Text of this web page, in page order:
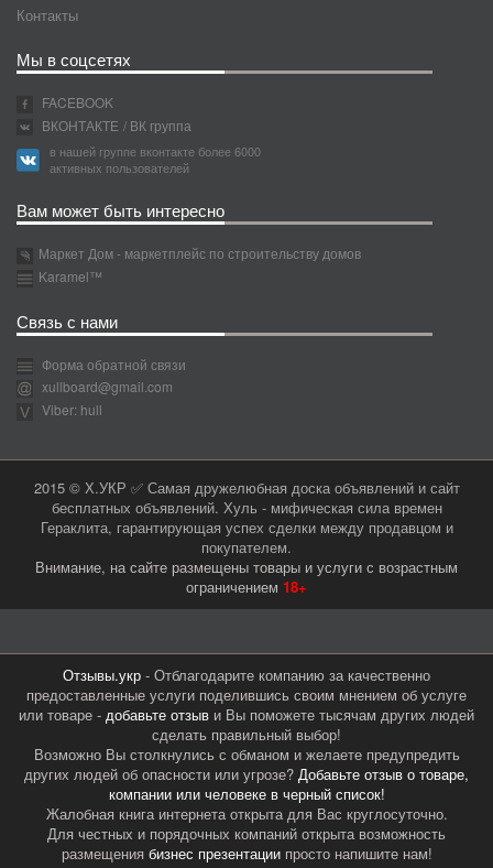
Контакты
Мы в соцсетях
FACEBOOK
ВКОНТАКТЕ / ВК группа
в нашей группе вконтакте более 6000
активных пользователей
Вам может быть интересно
Маркет Дом - маркетплейс по строительству домов
Karamel™
Связь с нами
Форма обратной связи
xullboard@gmail.com
Viber: hull
2015 © Х.УКР ✅ Самая дружелюбная доска объявлений и сайт
бесплатных объявлений. Хуль - мифическая сила времен
Гераклита, гарантирующая успех сделки между продавцом и
покупателем.
Внимание, на сайте размещены товары и услуги с возрастным
ограничением 18+
Отзывы.укр - Отблагодарите компанию за качественно
предоставленные услуги поделившись своим мнением об услуге
или товаре - добавьте отзыв и Вы поможете тысячам других людей
сделать правильный выбор!
Возможно Вы столкнулись с обманом и желаете предупредить
других людей об опасности или угрозе? Добавьте отзыв о товаре,
компании или человеке в черный список!
Жалобная книга интернета открыта для Вас круглосуточно.
Для честных и порядочных компаний открыта возможность
размещения бизнес презентациипросто напишите нам!